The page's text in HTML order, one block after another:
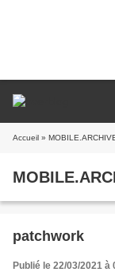
Accueil »
patchwork
Publié le 22/03/2021 à